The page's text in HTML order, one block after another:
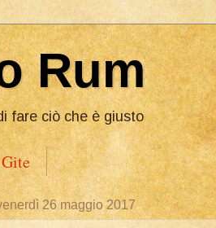
Rum
fare ciò che è giusto
Gite
26 maggio 2017